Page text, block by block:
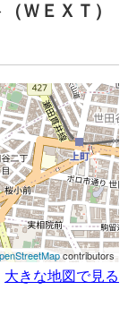
ＷＥＸＴ）
contributors
大きな地図で見る